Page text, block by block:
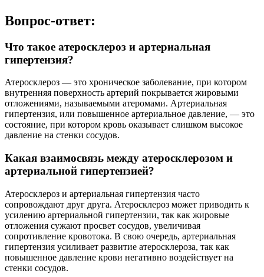
Вопрос-ответ:
Что такое атеросклероз и артериальная
гипертензия?
Атеросклероз — это хроническое заболевание, при котором
внутренняя поверхность артерий покрывается жировыми
отложениями, называемыми атеромами. Артериальная
гипертензия, или повышенное артериальное давление, — это
состояние, при котором кровь оказывает слишком высокое
давление на стенки сосудов.
Какая взаимосвязь между атеросклерозом и
артериальной гипертензией?
Атеросклероз и артериальная гипертензия часто
сопровождают друг друга. Атеросклероз может приводить к
усилению артериальной гипертензии, так как жировые
отложения сужают просвет сосудов, увеличивая
сопротивление кровотока. В свою очередь, артериальная
гипертензия усиливает развитие атеросклероза, так как
повышенное давление крови негативно воздействует на
стенки сосудов.